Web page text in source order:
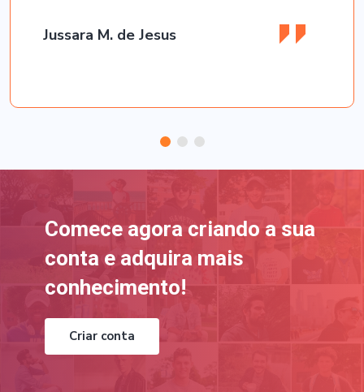
Jussara M. de Jesus
Comece agora criando a sua
conta e adquira mais
conhecimento!
Criar conta